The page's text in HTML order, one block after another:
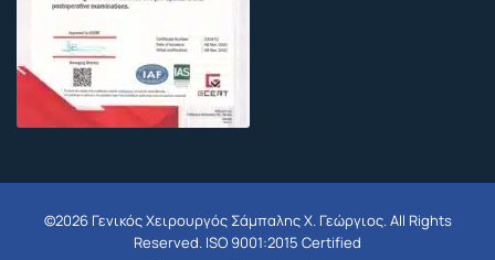
©2026 Γενικός Χειρουργός Σάμπαλης Χ. Γεώργιος. All Rights
Reserved. ISO 9001:2015 Certified